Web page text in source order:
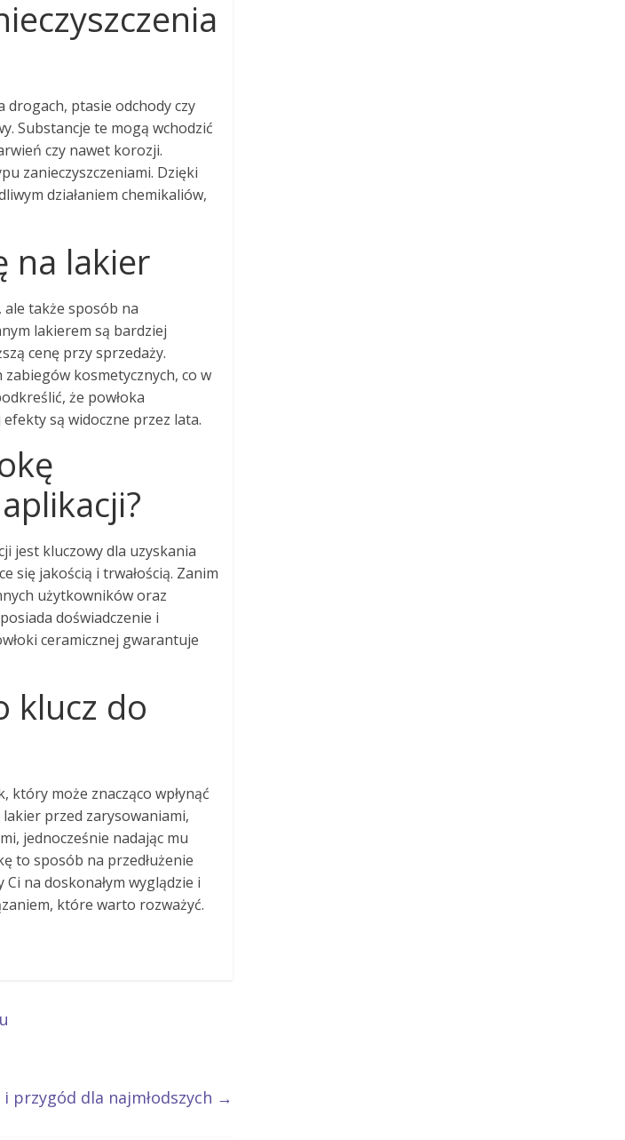
drogach, ptasie odchody czy
Substancje te mogą wchodzić
czy nawet korozji.
zanieczyszczeniami. Dzięki
działaniem chemikaliów,
na lakier
także sposób na
lakierem są bardziej
cenę przy sprzedaży.
kosmetycznych, co w
że powłoka
są widoczne przez lata.
jest kluczowy dla uzyskania
się jakością i trwałością. Zanim
użytkowników oraz
doświadczenie i
ceramicznej gwarantuje
klucz do
który może znacząco wpłynąć
przed zarysowaniami,
jednocześnie nadając mu
to sposób na przedłużenie
na doskonałym wyglądzie i
które warto rozważyć.
i przygód dla najmłodszych →